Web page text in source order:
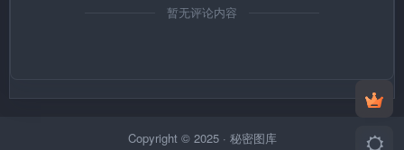
暂无评论内容
Copyright © 2025 · 秘密图库